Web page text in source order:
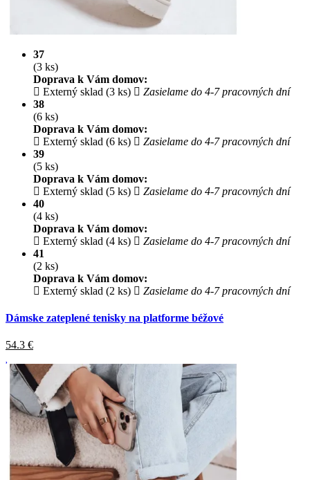
37
(3 ks)
Doprava k Vám domov:
Externý sklad (3 ks)
Zasielame do 4-7 pracovných dní
38
(6 ks)
Doprava k Vám domov:
Externý sklad (6 ks)
Zasielame do 4-7 pracovných dní
39
(5 ks)
Doprava k Vám domov:
Externý sklad (5 ks)
Zasielame do 4-7 pracovných dní
40
(4 ks)
Doprava k Vám domov:
Externý sklad (4 ks)
Zasielame do 4-7 pracovných dní
41
(2 ks)
Doprava k Vám domov:
Externý sklad (2 ks)
Zasielame do 4-7 pracovných dní
Dámske zateplené tenisky na platforme béžové
54.3 €